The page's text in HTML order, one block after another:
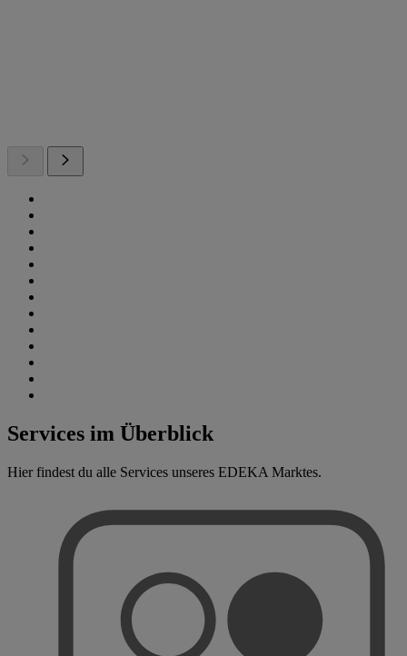
Services im Überblick
Hier findest du alle Services unseres EDEKA Marktes.